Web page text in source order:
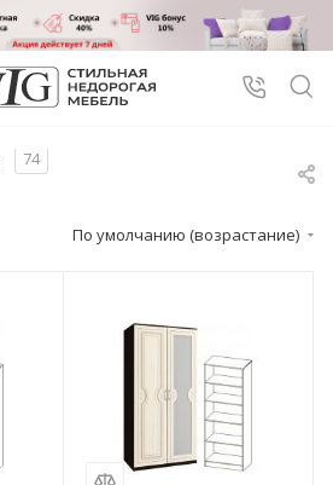
74
По умолчанию (возрастание)